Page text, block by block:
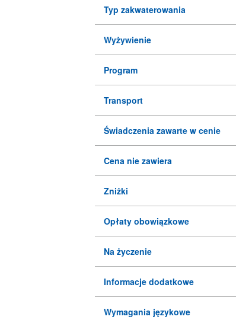
Typ zakwaterowania
Wyżywienie
Program
Transport
Świadczenia zawarte w cenie
Cena nie zawiera
Zniżki
Opłaty obowiązkowe
Na życzenie
Informacje dodatkowe
Wymagania językowe